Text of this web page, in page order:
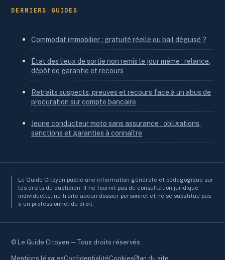
DERNIERS GUIDES
Commodat immobilier : gratuité réelle ou bail déguisé ?
État des lieux de sortie non remis le jour même : relance,
dépôt de garantie et recours
Retraits suspects, preuves et recours face à un abus de
procuration sur compte bancaire
Jeune conducteur moto sans assurance : obligations,
sanctions et garanties à connaître
Le Guide Citoyen publie une information générale et pédagogique sur
les droits du quotidien. Il ne fournit pas de consultation juridique
individuelle, ne traite aucun dossier personnel et ne se substitue pas
à un professionnel du droit.
© Le Guide Citoyen — Tous droits réservés
Mentions légalesConfidentialitéCookies Plan du site